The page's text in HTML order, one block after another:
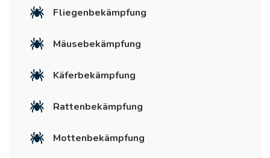
Fliegenbekämpfung
Mäusebekämpfung
Käferbekämpfung
Rattenbekämpfung
Mottenbekämpfung